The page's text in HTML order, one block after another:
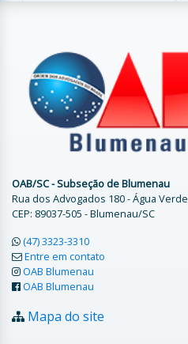
OAB/SC - Subseção de Blumenau
Rua dos Advogados 180 - Água Verde
CEP: 89037-505 - Blumenau/SC
(47) 3323-3310
Entre em contato
OAB Blumenau
OAB Blumenau
Mapa do site